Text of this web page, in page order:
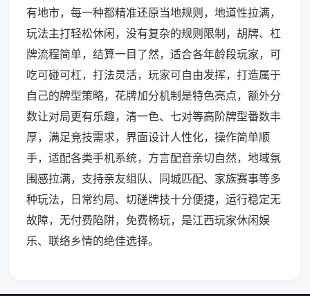
有地市，每一种都精准还原当地规则，地道性拉满，
玩法主打轻松休闲，没有复杂的规则限制，胡牌、杠
牌流程简单，结算一目了然，适合各年龄段玩家，可
吃可碰可杠，打法灵活，玩家可自由发挥，打造属于
自己的牌型策略，花牌加分机制是特色亮点，额外分
数让对局更有乐趣，清一色、七对等高阶牌型番数丰
厚，满足竞技需求，界面设计人性化，操作简单顺
手，适配各类手机系统，方言配音亲切自然，地域氛
围感拉满，支持亲友组队、同城匹配、家族赛事等多
种玩法，日常约局、切磋牌技十分便捷，运行稳定无
故障，无付费陷阱，免费畅玩，是江西玩家休闲娱
乐、联络乡情的绝佳选择。